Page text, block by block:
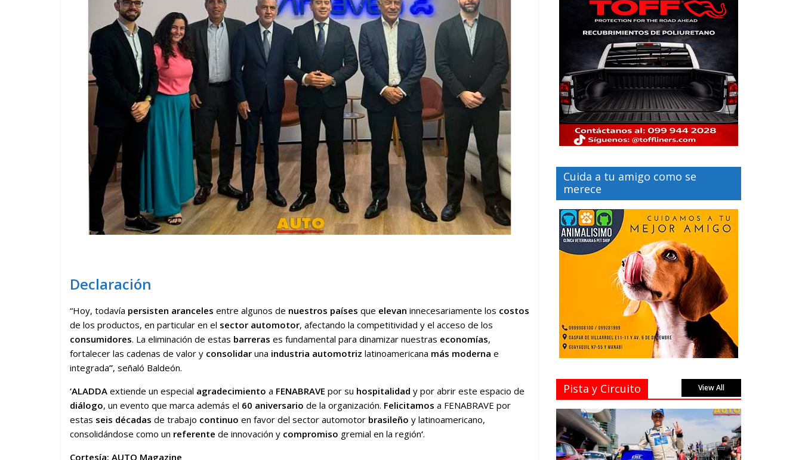
Declaración
“Hoy, todavía persisten aranceles entre algunos de nuestros países que elevan innecesariamente los costos
de los productos, en particular en el sector automotor, afectando la competitividad y el acceso de los
consumidores. La eliminación de estas barreras es fundamental para dinamizar nuestras economías,
fortalecer las cadenas de valor y consolidar una industria automotriz latinoamericana más moderna e
integrada”, señaló Baldeón.
‘ALADDA extiende un especial agradecimiento a FENABRAVE por su hospitalidad y por abrir este espacio de
diálogo, un evento que marca además el 60 aniversario de la organización. Felicitamos a FENABRAVE por
estas seis décadas de trabajo continuo en favor del sector automotor brasileño y latinoamericano,
consolidándose como un referente de innovación y compromiso gremial en la región‘.
Cortesía: AUTO Magazine
Cuida a tu amigo como se
merece
Pista y Circuito View All